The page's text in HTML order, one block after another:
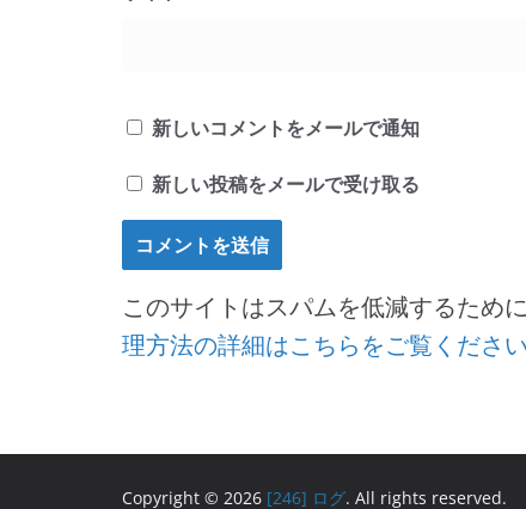
新しいコメントをメールで通知
新しい投稿をメールで受け取る
このサイトはスパムを低減するため
理方法の詳細はこちらをご覧ください
Copyright © 2026 [246] ログ. All rights reserved.